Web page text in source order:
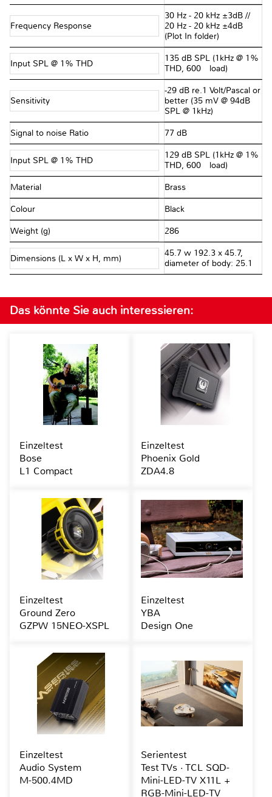
Frequency Response
30 Hz - 20 kHz ±3dB //
20 Hz - 20 kHz ±4dB
(Plot In folder)
Input SPL @ 1% THD
135 dB SPL (1kHz @ 1%
THD, 600Ω load)
Sensitivity
-29 dB re.1 Volt/Pascal or
better (35 mV @ 94dB
SPL @ 1kHz)
Signal to noise Ratio 77 dB
Input SPL @ 1% THD
129 dB SPL (1kHz @ 1%
THD, 600Ω load)
Material Brass
Colour Black
Weight (g) 286
Dimensions (L x W x H, mm)
45.7 w 192.3 x 45.7,
diameter of body: 25.1
Das könnte Sie auch interessieren:
Einzeltest
Bose
L1 Compact
Einzeltest
Phoenix Gold
ZDA4.8
Einzeltest
Ground Zero
GZPW 15NEO-XSPL
Einzeltest
YBA
Design One
Einzeltest
Audio System
M-500.4MD
Serientest
Test TVs · TCL SQD-
Mini-LED-TV X11L +
RGB-Mini-LED-TV